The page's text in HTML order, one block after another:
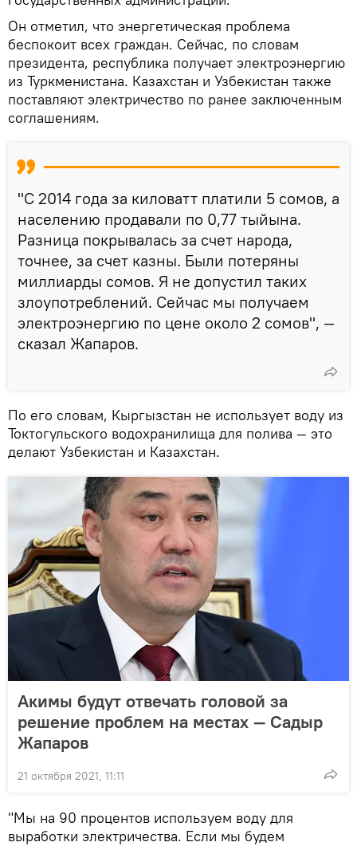
Он отметил, что энергетическая проблема
беспокоит всех граждан. Сейчас, по словам
президента, республика получает электроэнергию
из Туркменистана. Казахстан и Узбекистан также
поставляют электричество по ранее заключенным
соглашениям.
"С 2014 года за киловатт платили 5 сомов, а
населению продавали по 0,77 тыйына.
Разница покрывалась за счет народа,
точнее, за счет казны. Были потеряны
миллиарды сомов. Я не допустил таких
злоупотреблений. Сейчас мы получаем
электроэнергию по цене около 2 сомов", —
сказал Жапаров.
По его словам, Кыргызстан не использует воду из
Токтогульского водохранилища для полива — это
делают Узбекистан и Казахстан.
Акимы будут отвечать головой за
решение проблем на местах — Садыр
Жапаров
21 октября 2021, 11:11
"Мы на 90 процентов используем воду для
выработки электричества. Если мы будем